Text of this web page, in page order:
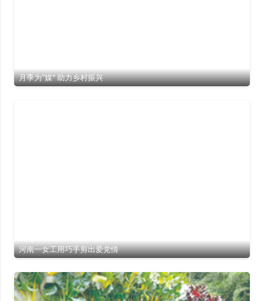
月季为“媒” 助力乡村振兴
河南一女工用巧手剪出爱党情